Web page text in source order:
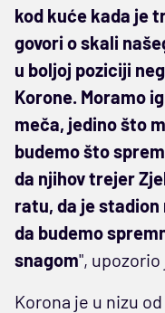
kod kuće kada je
govori o skali
u boljoj poziciji
Korone. Moramo
meča, jedino što
budemo što
da njihov trejer
ratu, da je
da budemo
snagom", upozorio
Korona je u nizu